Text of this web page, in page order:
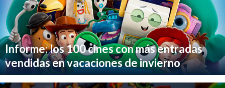
Informe: los 100 cines con más entradas
vendidas en vacaciones de invierno